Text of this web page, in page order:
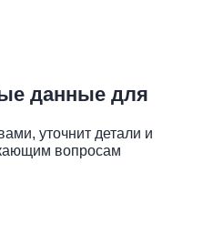
данные для
уточнит детали и
вопросам